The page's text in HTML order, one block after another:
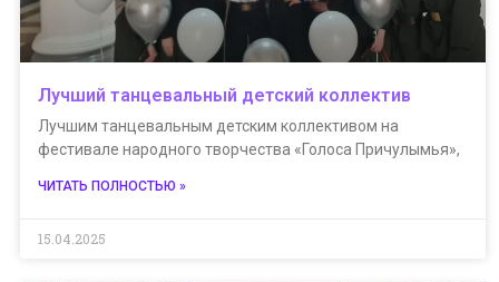
Лучший танцевальный детский коллектив
Лучшим танцевальным детским коллективом на
фестивале народного творчества «Голоса Причулымья»,
ЧИТАТЬ ПОЛНОСТЬЮ »
15.04.2025